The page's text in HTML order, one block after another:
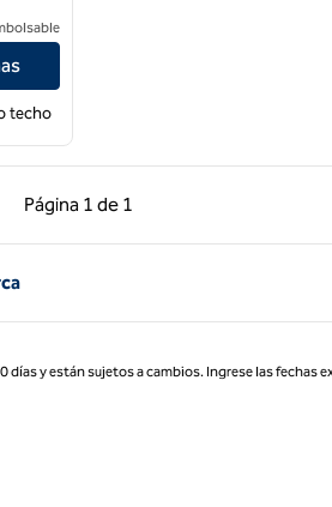
techo
Página 1 de 1
anterior, 1 de 1
Página 1 de 1
y están sujetos a cambios. Ingrese las fechas